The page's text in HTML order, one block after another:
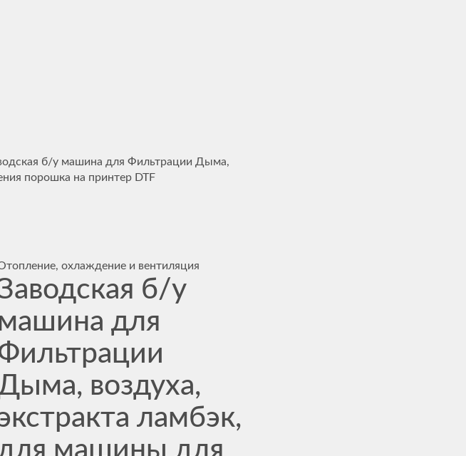
б/у машина для Фильтрации Дыма,
порошка на принтер DTF
охлаждение и вентиляция
б/у
для
воздуха,
ламбэк,
машины для